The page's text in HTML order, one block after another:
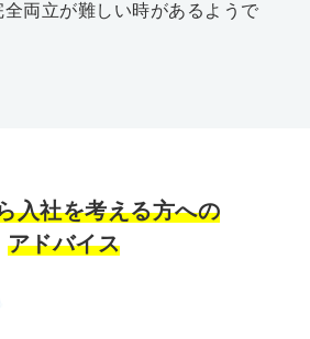
両立が難しい時があるようで
入社を考える方への
アドバイス